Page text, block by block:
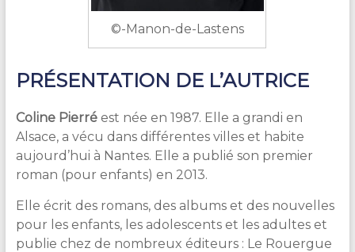
©-Manon-de-Lastens
PRÉSENTATION DE L’AUTRICE
Coline Pierréest née en 1987. Elle a grandi en
Alsace, a vécu dans différentes villes et habite
aujourd’hui à Nantes. Elle a publié son premier
roman (pour enfants) en 2013.
Elle écrit des romans, des albums et des nouvelles
pour les enfants, les adolescents et les adultes et
publie chez de nombreux éditeurs : Le Rouergue